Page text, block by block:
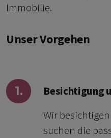
Immobilie.
Unser Vorgehen
1.
Besichtigung
Wir
suchen die